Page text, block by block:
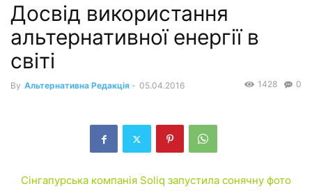
Досвід використання
альтернативної енергії в
світі
By Альтернативна Редакція - 05.04.2016 0
1428
Сінгапурська компанія Soliq запустила сонячну фото